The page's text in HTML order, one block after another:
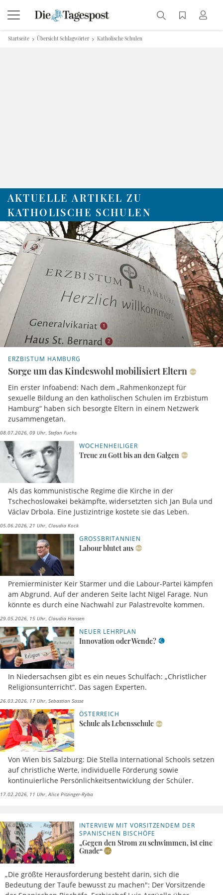
Startseite Übersicht Schlagwörter Katholische Schulen
AKTUELLE ARTIKEL ZU
KATHOLISCHE SCHULEN
ERZBISTUM HAMBURG
Sorge um das Kindeswohl mobilisiert Eltern
Ein erster Infoabend: Nach dem „Rahmenkonzept für
sexuelle Bildung an den katholischen Schulen im Erzbistum
Hamburg“ haben sich besorgte Eltern in einem Netzwerk
zusammengetan.
08.07.2026, 09 Uhr Stefan Fuchs
WOCHENHEILIGER
Treue zu Gott bis an den Galgen
Als das kommunistische Regime die Kirche in der
Tschechoslowakei bekämpfte, widersetzten sich Jan Bula und
Václav Drbola. Eine Justizintrige kostete sie das Leben.
05.06.2026, 21 Uhr Claudia Kock
GROSSBRITANNIEN
Labour blutet aus
Premierminister Keir Starmer und die Labour-Partei kämpfen
am Abgrund. Auf der anderen Seite lacht Nigel Farage. Nun
könnte es durch eine Nachwahl zur Palastrevolte kommen.
29.05.2026, 15 Uhr Claudia Hansen
NEUER LEHRPLAN
Innovation oder Wende?
In Niedersachsen gibt es ein neues Schulfach: „Christlicher
Religionsunterricht“. Das sagen Experten.
26.03.2026, 17 Uhr Sebastian Sasse
ÖSTERREICH
Schule als Lebensschule
Von Wien bis Salzburg: Die Stella International Schools setzen
auf christliche Werte, individuelle Förderung sowie
kontinuierliche Persönlichkeitsentwicklung der Schüler.
17.02.2026, 11 Uhr Alice Pitzinger-Ryba
INTERVIEW MIT VORSITZENDEM DER
SPANISCHEN BISCHÖFE
„Gegen den Strom zu schwimmen, ist eine
Gnade“
„Die größte Herausforderung besteht darin, sich die
Bedeutung der Taufe bewusst zu machen": Der Vorsitzende
16.01.2026,
17 Uhr
Regina
Einig